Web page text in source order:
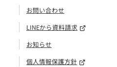
お問い合わせ
LINEから資料請求
お知らせ
個人情報保護方針